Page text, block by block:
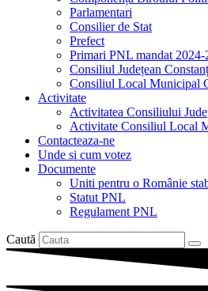
Parlamentari
Consilier de Stat
Prefect
Primari PNL mandat 2024-
Consiliul Județean
Consiliul Local Municipal
Activitate
Activitatea Consiliului
Activitate Consiliul Local
Contacteaza-ne
Unde si cum votez
Documente
Uniti pentru o Românie
Statut PNL
Regulament PNL
Caută